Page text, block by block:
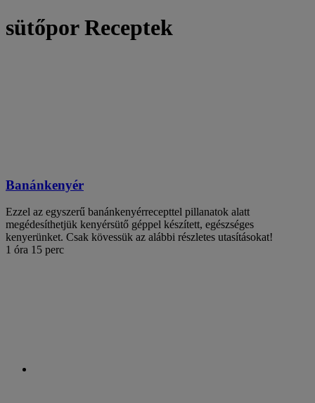
sütőpor Receptek
Banánkenyér
Ezzel az egyszerű banánkenyérrecepttel pillanatok alatt
megédesíthetjük kenyérsütő géppel készített, egészséges
kenyerünket. Csak kövessük az alábbi részletes utasításokat!
1 óra 15 perc